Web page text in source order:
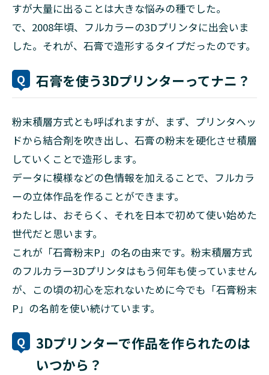
すが大量に出ることは大きな悩みの種でした。
で、2008年頃、フルカラーの3Dプリンタに出会いま
した。それが、石膏で造形するタイプだったのです。
石膏を使う3Dプリンターってナニ？
粉末積層方式とも呼ばれますが、まず、プリンタヘッ
ドから結合剤を吹き出し、石膏の粉末を硬化させ積層
していくことで造形します。
データに模様などの色情報を加えることで、フルカラ
ーの立体作品を作ることができます。
わたしは、おそらく、それを日本で初めて使い始めた
世代だと思います。
これが「石膏粉末P」の名の由来です。粉末積層方式
のフルカラー3Dプリンタはもう何年も使っていません
が、この頃の初心を忘れないために今でも「石膏粉末
P」の名前を使い続けています。
3Dプリンターで作品を作られたのは
いつから？